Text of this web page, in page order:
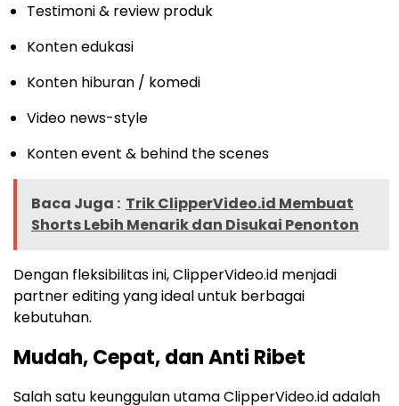
Testimoni & review produk
Konten edukasi
Konten hiburan / komedi
Video news-style
Konten event & behind the scenes
Baca Juga : Trik ClipperVideo.id Membuat
Shorts Lebih Menarik dan Disukai Penonton
Dengan fleksibilitas ini, ClipperVideo.id menjadi
partner editing yang ideal untuk berbagai
kebutuhan.
Mudah, Cepat, dan Anti Ribet
Salah satu keunggulan utama ClipperVideo.id adalah